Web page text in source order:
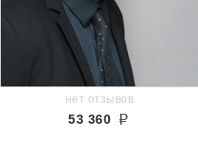
нет отзывов
53 360